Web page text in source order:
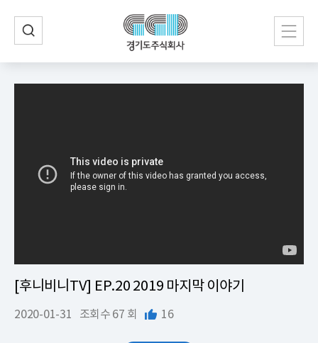
[후니비니TV] EP.20 2019 마지막 이야기
2020-01-31 조회수 67 회 16